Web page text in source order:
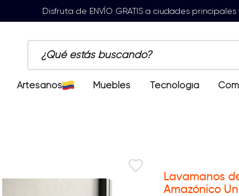
Disfruta de ENVÍO GRATIS a ciudades principales
¿Qué estás buscando?
Artesanos Muebles Tecnología
Lavamanos
Amazónico